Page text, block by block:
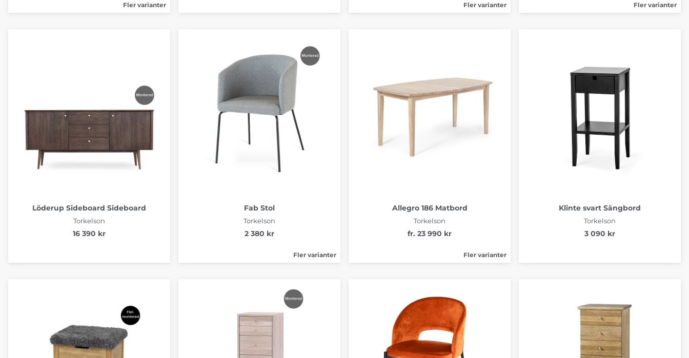
Fler varianter Fler varianter Fler varianter
Löderup Sideboard Sideboard
Torkelson
16 390 kr
Fab Stol
Torkelson
2 380 kr
Fler varianter
Allegro 186 Matbord
Torkelson
fr. 23 990 kr
Fler varianter
Klinte svart Sängbord
Torkelson
3 090 kr